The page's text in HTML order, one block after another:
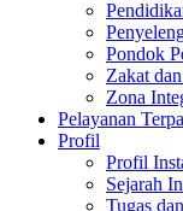
Pondok
Zakat
Zona
Pelayanan
Profil
Profil
Sejarah
Tugas